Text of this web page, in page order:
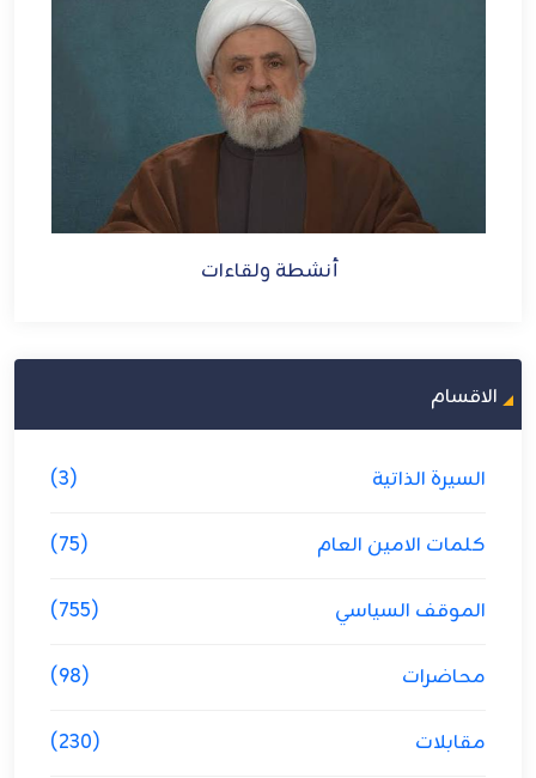
الاقسام
السيرة الذاتية (3)
كلمات الامين العام (75)
الموقف السياسي (755)
محاضرات (98)
مقابلات (230)